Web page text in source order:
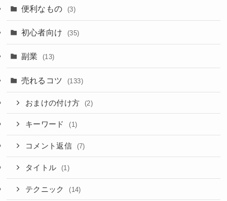
便利なもの (3)
初心者向け (35)
副業 (13)
売れるコツ (133)
おまけの付け方 (2)
キーワード (1)
コメント返信 (7)
タイトル (1)
テクニック (14)